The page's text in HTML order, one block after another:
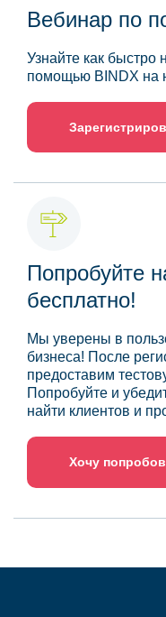
Вебинар по
Узнайте как быстро
помощью BINDX на
Попробуйте
бесплатно!
Мы уверены в
бизнеса! После
предоставим
Попробуйте и
найти клиентов и
Хочу